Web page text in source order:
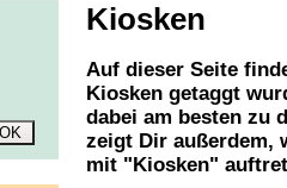
Kiosken
Auf dieser Seite
Kiosken getaggt
dabei am besten zu
zeigt Dir außerdem,
mit " Kiosken"